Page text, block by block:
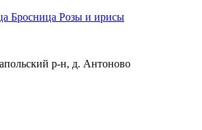
Бросница Розы и ирисы
р-н, д. Антоново